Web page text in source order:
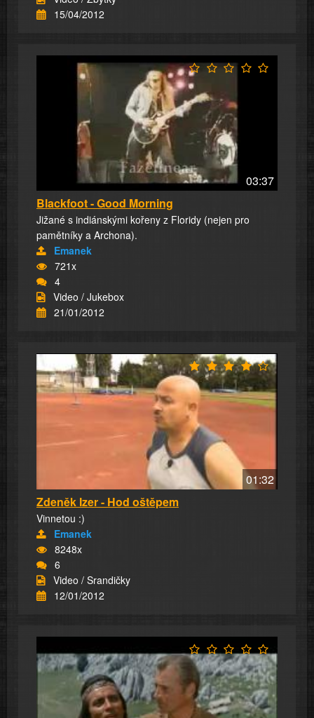
15/04/2012
03:37
Blackfoot - Good Morning
Jižané s indiánskými kořeny z Floridy (nejen pro
pamětníky a Archona).
Emanek
721x
4
Video / Jukebox
21/01/2012
01:32
Zdeněk Izer - Hod oštěpem
Vinnetou :)
Emanek
8248x
6
Video / Srandičky
12/01/2012